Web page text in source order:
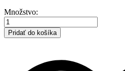
JEEP
Avenger
|
Množstvo:
Pridať do košíka